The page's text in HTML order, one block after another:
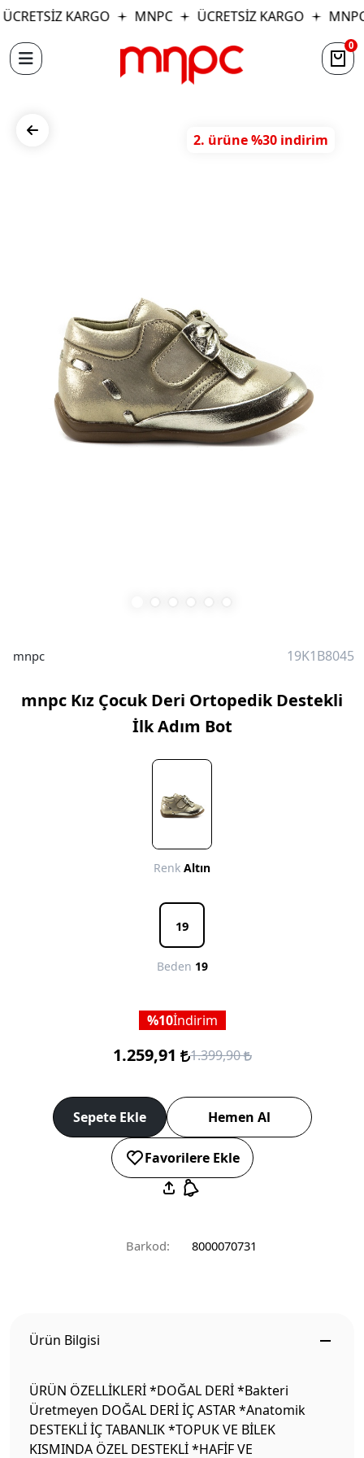
KARGO MNPC ÜCRETSİZ KARGO MNPC
0
2. ürüne %30 indirim
mnpc 19K1B8045
mnpc Kız Çocuk Deri Ortopedik Destekli
İlk Adım Bot
Renk Altın
19
Beden 19
10İndirim
1.259,91 1.399,90
Sepete Ekle Hemen Al
Favorilere Ekle
Barkod: 8000070731
Ürün Bilgisi
ÜRÜN ÖZELLİKLERİ *DOĞAL DERİ *Bakteri
Üretmeyen DOĞAL DERİ İÇ ASTAR *Anatomik
DESTEKLİ İÇ TABANLIK *TOPUK VE BİLEK
KISMINDA ÖZEL DESTEKLİ *HAFİF VE